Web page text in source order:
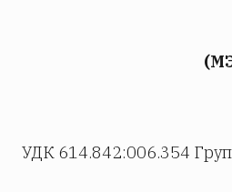
УДК 614.842:006.354